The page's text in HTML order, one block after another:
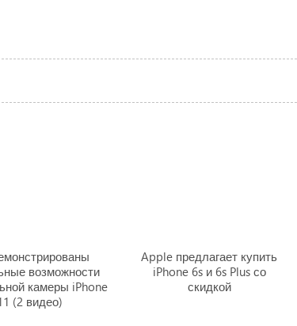
возможности
камеры iPhone
(2 видео)
Apple предлагает купить
iPhone 6s и 6s Plus со
скидкой